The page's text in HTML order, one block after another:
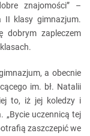
znajomości” –
II klasy gimnazjum.
dobrym zapleczem
a obecnie
im. bł. Natalii
to, iż jej koledzy i
„Bycie uczennicą tej
zaszczepić we